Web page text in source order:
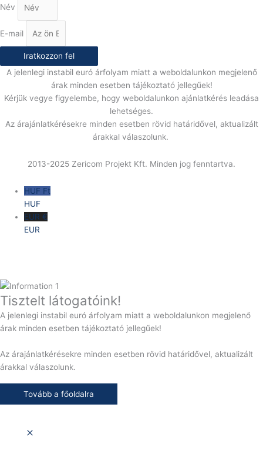
Név
E-mail
Iratkozzon fel
A jelenlegi instabil euró árfolyam miatt a weboldalunkon megjelenő
árak minden esetben tájékoztató jellegűek!
Kérjük vegye figyelembe, hogy weboldalunkon ajánlatkérés leadása
lehetséges.
Az árajánlatkérésekre minden esetben rövid határidővel, aktualizált
árakkal válaszolunk.
2013-2025 Zericom Projekt Kft. Minden jog fenntartva.
HUF Ft
HUF
EUR €
EUR
Tisztelt látogatóink!
A jelenlegi instabil euró árfolyam miatt a weboldalunkon megjelenő
árak minden esetben tájékoztató jellegűek!
Az árajánlatkérésekre minden esetben rövid határidővel, aktualizált
árakkal válaszolunk.
Tovább a főoldalra